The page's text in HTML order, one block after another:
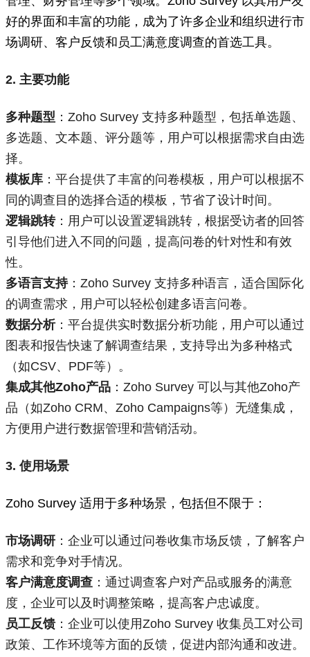
好的界面和丰富的功能，成为了许多企业和组织进行市
场调研、客户反馈和员工满意度调查的首选工具。
2. 主要功能
多种题型 ：Zoho Survey 支持多种题型，包括单选题、
多选题、文本题、评分题等，用户可以根据需求自由选
择。
模板库 ：平台提供了丰富的问卷模板，用户可以根据不
同的调查目的选择合适的模板，节省了设计时间。
逻辑跳转：用户可以设置逻辑跳转，根据受访者的回答
引导他们进入不同的问题，提高问卷的针对性和有效
性。
多语言支持：Zoho Survey 支持多种语言，适合国际化
的调查需求，用户可以轻松创建多语言问卷。
数据分析：平台提供实时数据分析功能，用户可以通过
图表和报告快速了解调查结果，支持导出为多种格式
（如CSV、PDF等）。
集成其他Zoho产品 ：Zoho Survey 可以与其他Zoho产
品（如Zoho CRM、Zoho Campaigns等）无缝集成，
方便用户进行数据管理和营销活动。
3. 使用场景
Zoho Survey 适用于多种场景，包括但不限于：
市场调研 ：企业可以通过问卷收集市场反馈，了解客户
需求和竞争对手情况。
客户满意度调查 ：通过调查客户对产品或服务的满意
度，企业可以及时调整策略，提高客户忠诚度。
员工反馈：企业可以使用Zoho Survey 收集员工对公司
政策、工作环境等方面的反馈，促进内部沟通和改进。